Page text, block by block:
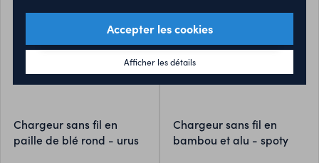
chargeur sans fil en
paille de blé rond - urus
chargeur sans fil en
bambou et alu - spoty
Accepter les cookies
Afficher les détails